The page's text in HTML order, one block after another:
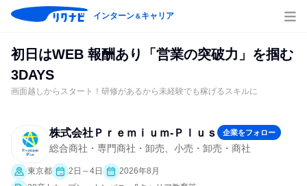
インターン＆キャリア
初日はWEB 報酬あり「営業の突破力」を掴む
3DAYS
画面越しからスタート！研修があるから未経験でも稼げるスキルに
株式会社Ｐｒｅｍｉｕｍ‐Ｐｌｕｓ 企業をフォロー
総合商社・専門商社・卸売、小売・卸売・商社
東京都 2日～4日
2026年8月